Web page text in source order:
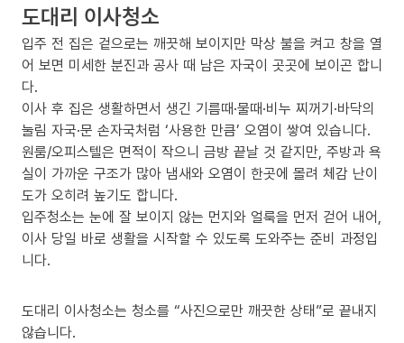
도대리 이사청소
입주 전 집은 겉으로는 깨끗해 보이지만 막상 불을 켜고 창을 열
어 보면 미세한 분진과 공사 때 남은 자국이 곳곳에 보이곤 합니
다.
이사 후 집은 생활하면서 생긴 기름때·물때·비누 찌꺼기·바닥의
눌림 자국·문 손자국처럼 ‘사용한 만큼’ 오염이 쌓여 있습니다.
원룸/오피스텔은 면적이 작으니 금방 끝날 것 같지만, 주방과 욕
실이 가까운 구조가 많아 냄새와 오염이 한곳에 몰려 체감 난이
도가 오히려 높기도 합니다.
입주청소는 눈에 잘 보이지 않는 먼지와 얼룩을 먼저 걷어 내어,
이사 당일 바로 생활을 시작할 수 있도록 도와주는 준비 과정입
니다.
도대리 이사청소는 청소를 “사진으로만 깨끗한 상태”로 끝내지
않습니다.